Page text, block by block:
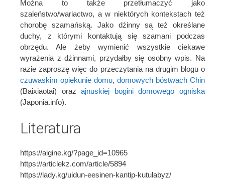
Można to także przetłumaczyć jako
szaleństwo/wariactwo, a w niektórych kontekstach też
chorobę szamańską. Jako dżinny są też określane
duchy, z którymi kontaktują się szamani podczas
obrzędu. Ale żeby wymienić wszystkie ciekawe
wyrażenia z dżinnami, przydałby się osobny wpis. Na
razie zaproszę więc do przeczytania na drugim blogu o
czuwaskim opiekunie domu, domowych bóstwach Chin
(Baixiaotai) orazajnuskiej bogini domowego ogniska
(Japonia.info).
Literatura
https://aigine.kg/?page_id=10965
https://articlekz.com/article/5894
https://lady.kg/uidun-eesinen-kantip-kutulabyz/